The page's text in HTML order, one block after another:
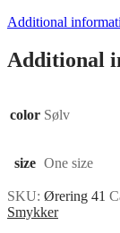
Additional
Additional
color Sølv
size One size
SKU: Ørering 41
Smykker